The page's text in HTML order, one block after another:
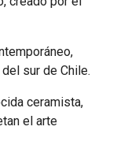
sur de Chile.
ceramista,
el arte